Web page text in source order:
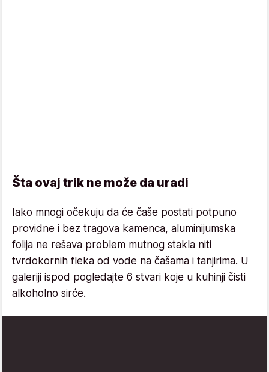
Šta ovaj trik ne može da uradi
Iako mnogi očekuju da će čaše postati potpuno
providne i bez tragova kamenca, aluminijumska
folija ne rešava problem mutnog stakla niti
tvrdokornih fleka od vode na čašama i tanjirima. U
galeriji ispod pogledajte 6 stvari koje u kuhinji čisti
alkoholno sirće.